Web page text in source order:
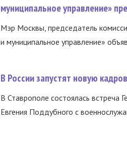
муниципальное управление»
Мэр Москвы, председатель
и муниципальное управление»
В России запустят новую
В Ставрополе состоялась встреча
Евгения Поддубного с